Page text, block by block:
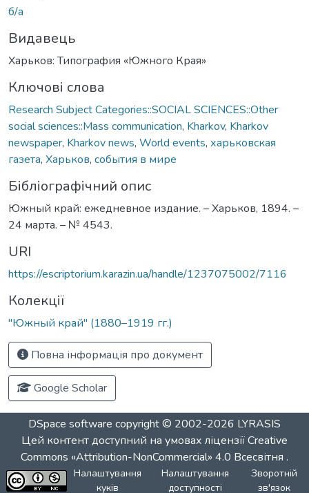
б/а
Видавець
Харьков: Типография «Южного Края»
Ключові слова
Research Subject Categories::SOCIAL SCIENCES::Other
social sciences::Mass communication, Kharkov, Kharkov
newspaper, Kharkov news, World events, харьковская
газета, Харьков, события в мире
Бібліографічний опис
Южный край: ежедневное издание. – Харьков, 1894. –
24 марта. – № 4543.
URI
https://escriptorium.karazin.ua/handle/1237075002/7116
Колекції
"Южный край" (1880–1919 гг.)
Повна інформація про документ
Google Scholar
DSpace software copyright © 2002-2026 LYRASIS
Цей контент доступний на умовах ліцензіїCreative
Commons «Attribution-NonCommercial» 4.0 Всесвітня .
Налаштування
куків
Налаштування
доступності
Зворотній
зв'язок